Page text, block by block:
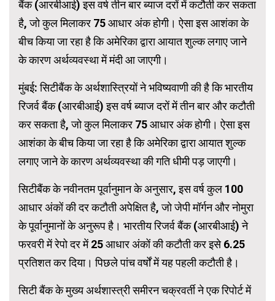
बैंक (आरबीआई) इस वर्ष तीन बार ब्याज दरों में कटौती कर सकता
है, जो कुल मिलाकर 75 आधार अंक होगी। ऐसा इस आशंका के
बीच किया जा रहा है कि अमेरिका द्वारा आयात शुल्क लगाए जाने
के कारण अर्थव्यवस्था में मंदी आ जाएगी।
मुंबई: सिटीबैंक के अर्थशास्त्रियों ने भविष्यवाणी की है कि भारतीय
रिजर्व बैंक (आरबीआई) इस वर्ष ब्याज दरों में तीन बार और कटौती
कर सकता है, जो कुल मिलाकर 75 आधार अंक होगी। ऐसा इस
आशंका के बीच किया जा रहा है कि अमेरिका द्वारा आयात शुल्क
लगाए जाने के कारण अर्थव्यवस्था की गति धीमी पड़ जाएगी।
सिटीबैंक के नवीनतम पूर्वानुमान के अनुसार, इस वर्ष कुल 100
आधार अंकों की दर कटौती अपेक्षित है, जो जेपी मॉर्गन और नोमुरा
के पूर्वानुमानों के अनुरूप है। भारतीय रिजर्व बैंक (आरबीआई) ने
फरवरी में रेपो दर में 25 आधार अंकों की कटौती कर इसे 6.25
प्रतिशत कर दिया। पिछले पांच वर्षों में यह पहली कटौती है।
सिटी बैंक के मुख्य अर्थशास्त्री समीरन चक्रवर्ती ने एक रिपोर्ट में